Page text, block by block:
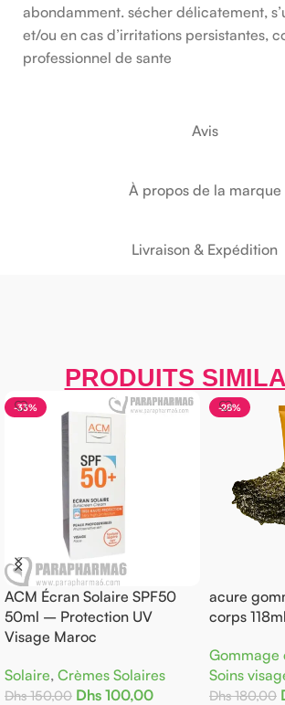
Avis
À propos de la marque
Livraison & Expédition
abondamment. sécher délicatement,
et/ou en cas d’irritations persistantes,
professionnel de sante
PRODUITS
Solaire SPF50
Protection UV
Maroc
,Crèmes Solaires
Dhs100,00
-28%
acure gommage
corps 118ml Maroc
Gommage et
Soins visage
180,00 Dhs